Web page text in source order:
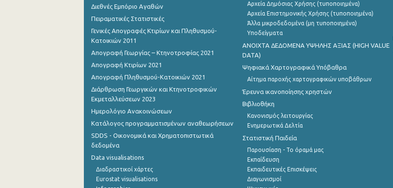
Διεθνές Εμπόριο Αγαθών
Πειραματικές Στατιστικές
Γενικές Απογραφές Κτιρίων και Πληθυσμού-
Κατοικιών 2011
Απογραφή Γεωργίας – Κτηνοτροφίας 2021
Απογραφή Κτιρίων 2021
Απογραφή Πληθυσμού-Κατοικιών 2021
Διάρθρωση Γεωργικών και Κτηνοτροφικών
Εκμεταλλεύσεων 2023
Ημερολόγιο Ανακοινώσεων
Κατάλογος προγραμματισμένων αναθεωρήσεων
SDDS - Οικονομικά και Χρηματοπιστωτικά
δεδομένα
Data visualisations
Διαδραστικοί χάρτες
Eurostat visualisations
Αρχεία Δημόσιας Χρήσης (τυποποιημένα)
Αρχεία Επιστημονικής Χρήσης (τυποποιημένα)
Άλλα μικροδεδομένα (μη τυποποιημένα)
Υποδείγματα
ANOIXTA ΔΕΔΟΜΕΝΑ ΥΨΗΛΗΣ ΑΞΙΑΣ (HIGH VALUE
DATA)
Ψηφιακά Χαρτογραφικά Υπόβαθρα
Αίτημα παροχής χαρτογραφικών υποβάθρων
Έρευνα ικανοποίησης χρηστών
Βιβλιοθήκη
Κανονισμός λειτουργίας
Ενημερωτικά Δελτία
Στατιστική Παιδεία
Παρουσίαση - Το όραμά μας
Εκπαίδευση
Εκπαιδευτικές Επισκέψεις
Διαγωνισμοί